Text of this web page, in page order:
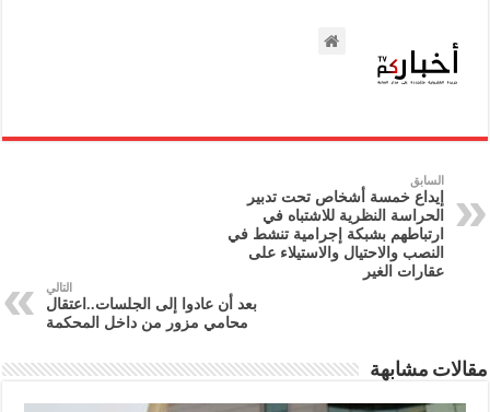
السابق
إيداع خمسة أشخاص تحت تدبير
الحراسة النظرية للاشتباه في
ارتباطهم بشبكة إجرامية تنشط في
النصب والاحتيال والاستيلاء على
عقارات الغير
التالي
بعد أن عادوا إلى الجلسات..اعتقال
محامي مزور من داخل المحكمة
مقالات مشابهة